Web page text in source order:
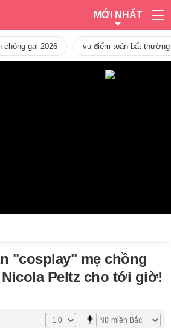
MỚI NHẤT
chông gai 2026 vụ điểm toán bất
"cosplay" mẹ chồng
Peltz cho tới giờ!